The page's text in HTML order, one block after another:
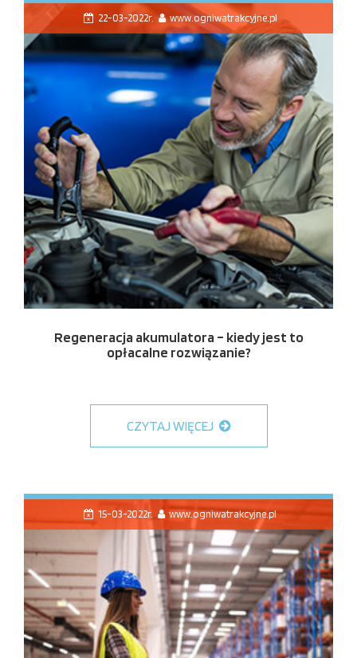
22-03-2022r. www.ogniwatrakcyjne.pl
Regeneracja akumulatora – kiedy jest to
opłacalne rozwiązanie?
CZYTAJ WIĘCEJ
15-03-2022r. www.ogniwatrakcyjne.pl